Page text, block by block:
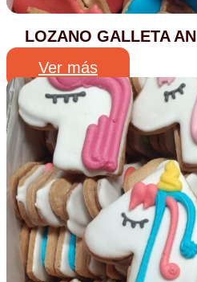
LOZANO GALLETA
Ver más